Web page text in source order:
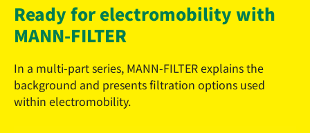
Ready for electromobility with
MANN-FILTER
In a multi-part series, MANN-FILTER explains the
background and presents filtration options used
within electromobility.